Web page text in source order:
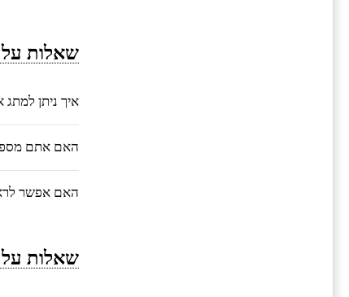
שאלות על
איך ניתן
האם אתם
האם אפשר
שאלות על